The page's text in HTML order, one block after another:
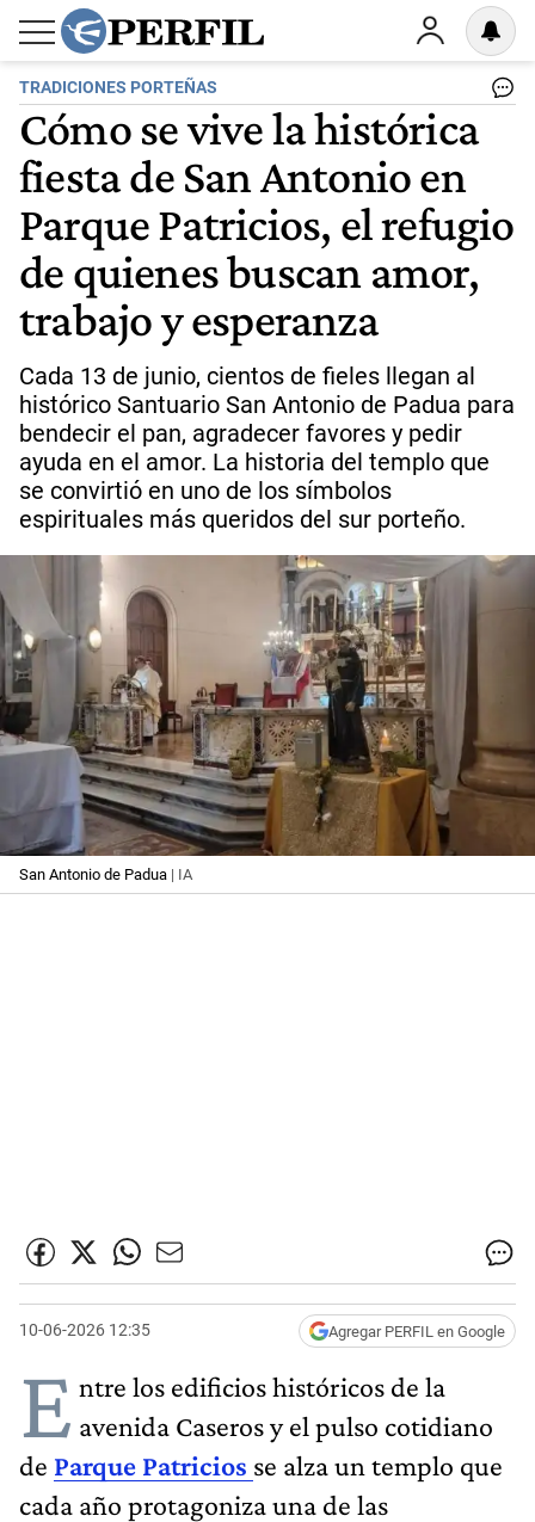
TRADICIONES PORTEÑAS
Cómo se vive la histórica
fiesta de San Antonio en
Parque Patricios, el refugio
de quienes buscan amor,
trabajo y esperanza
Cada 13 de junio, cientos de fieles llegan al
histórico Santuario San Antonio de Padua para
bendecir el pan, agradecer favores y pedir
ayuda en el amor. La historia del templo que
se convirtió en uno de los símbolos
espirituales más queridos del sur porteño.
San Antonio de Padua | IA
10-06-2026 12:35 Agregar PERFIL en Google
E ntre los edificios históricos de la
avenida Caseros y el pulso cotidiano
de Parque Patricios se alza un templo que
cada año protagoniza una de las